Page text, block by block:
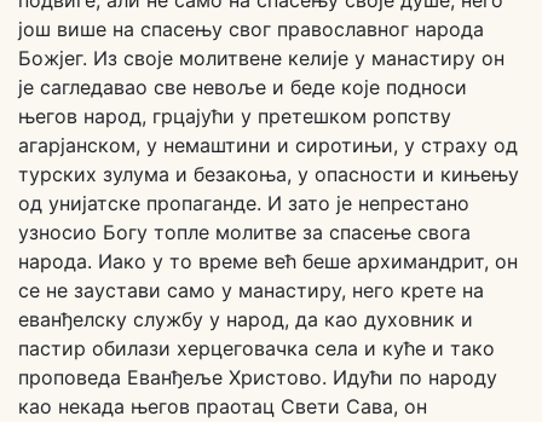
још више на спасењу свог православног народа
Божјег. Из своје молитвене келије у манастиру он
је сагледавао све невоље и беде које подноси
његов народ, грцајући у претешком ропству
агарјанском, у немаштини и сиротињи, у страху од
турских зулума и безакоња, у опасности и кињењу
од унијатске пропаганде. И зато је непрестано
узносио Богу топле молитве за спасење свога
народа. Иако у то време већ беше архимандрит, он
се не заустави само у манастиру, него крете на
еванђелску службу у народ, да као духовник и
пастир обилази херцеговачка села и куће и тако
проповеда Еванђеље Христово. Идући по народу
као некада његов праотац Свети Сава, он